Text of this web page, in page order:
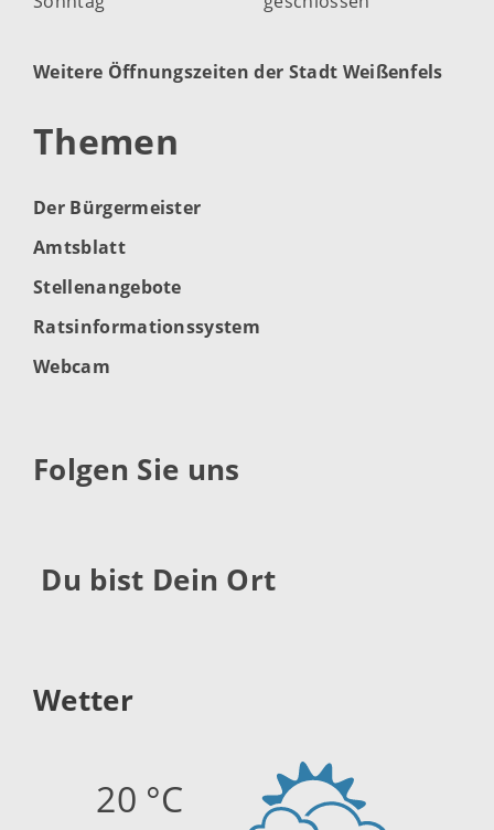
Weitere Öffnungszeiten der Stadt Weißenfels
Themen
Der Bürgermeister
Amtsblatt
Stellenangebote
Ratsinformationssystem
Webcam
Folgen Sie uns
Du bist Dein Ort
Wetter
20 °C